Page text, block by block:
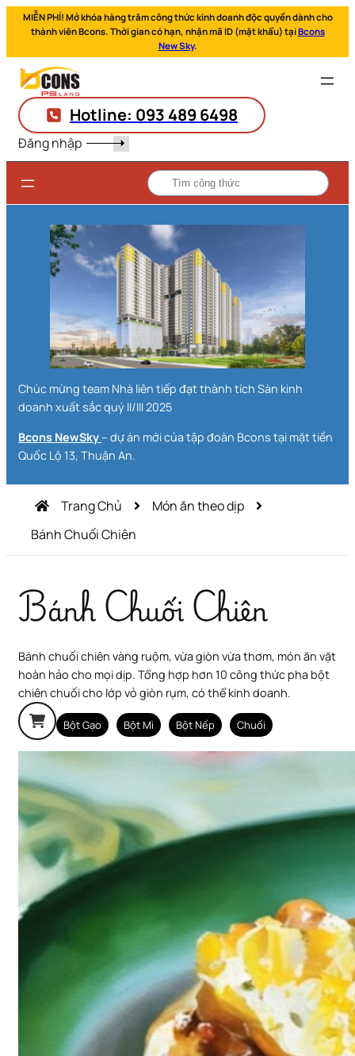
MIỄN PHÍ! Mở khóa hàng trăm công thức kinh doanh độc quyền dành cho
thành viên Bcons. Thời gian có hạn, nhận mã ID (mật khẩu) tạiBcons
New Sky.
Hotline: 093 489 6498
Đăng nhập
Chúc mừng team Nhà liên tiếp đạt thành tích Sàn kinh
doanh xuất sắc quý II/III 2025
Bcons NewSky– dự án mới của tập đoàn Bcons tại mặt tiền
Quốc Lộ 13, Thuận An.
Trang Chủ
Món ăn theo dịp
Bánh Chuối Chiên
Bánh Chuối Chiên
Bánh chuối chiên vàng ruộm, vừa giòn vừa thơm, món ăn vặt
hoàn hảo cho mọi dịp. Tổng hợp hơn 10 công thức pha bột
chiên chuối cho lớp vỏ giòn rụm, có thể kinh doanh.
Bột Gạo Bột Mì Bột Nếp Chuối